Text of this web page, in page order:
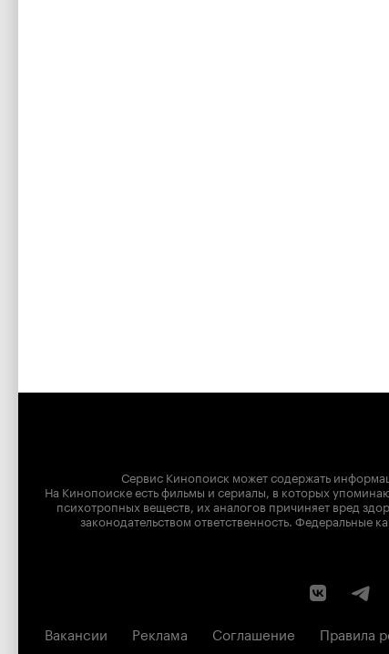
Сервис Кинопоиск может содержать
На Кинопоиске есть фильмы и сериалы, в которых
психотропных веществ, их аналогов причиняет вред
законодательством ответственность. Федеральные
Вакансии Реклама Соглашение Правила